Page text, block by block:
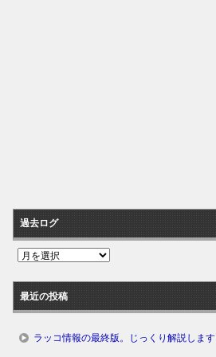
過去ログ
過
ロ
グ
最近の投稿
ラッコ情報の最終版。じっくり解説します